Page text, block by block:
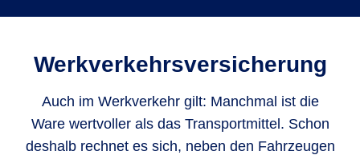
Werkverkehrs­versicherung
Auch im Werkverkehr gilt: Manchmal ist die
Ware wertvoller als das Transportmittel. Schon
deshalb rechnet es sich, neben den Fahrzeugen